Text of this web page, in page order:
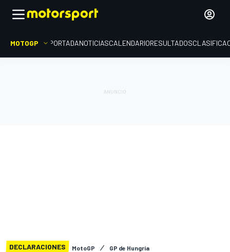
MOTOGP PORTADANOTICIASCALENDARIORESULTADOS
DECLARACIONES MotoGP GP de Hungría